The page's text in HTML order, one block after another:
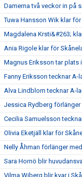
Damerna två veckor in på
Tuwa Hansson Wik klar för
Magdalena Krsti&#263;
Ania Rigole klar för
Magnus Eriksson tar plats
Fanny Eriksson tecknar A-
Alva Lindblom tecknar A-
Jessica Rydberg förlänger
Cecilia Samuelsson
Olivia Eketjäll klar för
Nelly Åhman förlänger
Sara Hornö blir
Vilma Wiberg blir kvar i